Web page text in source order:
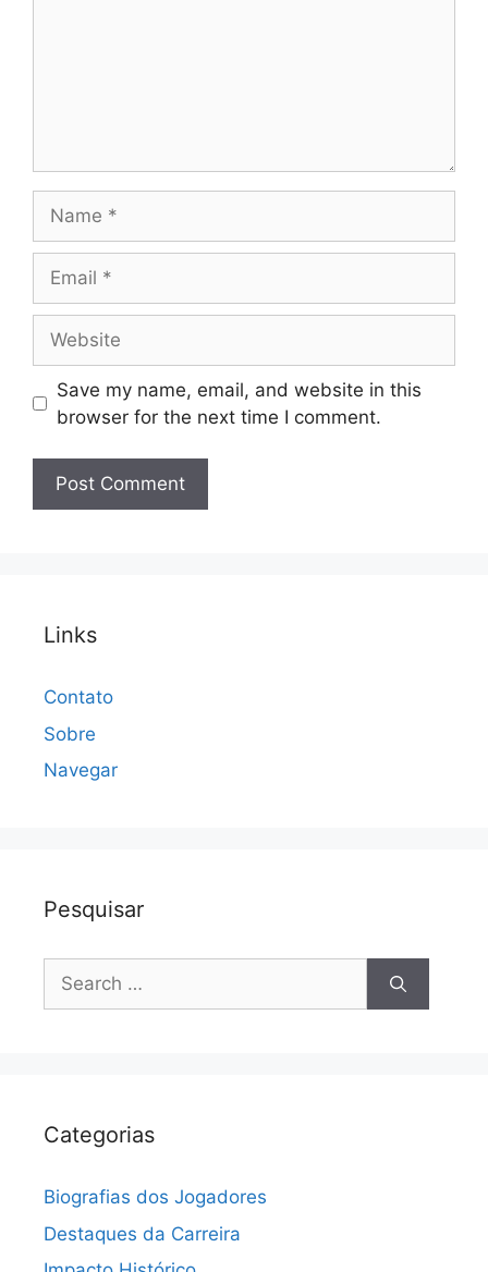
Save my name, email, and website in this
browser for the next time I comment.
Links
Contato
Sobre
Navegar
Pesquisar
Search
for:
Categorias
Biografias dos Jogadores
Destaques da Carreira